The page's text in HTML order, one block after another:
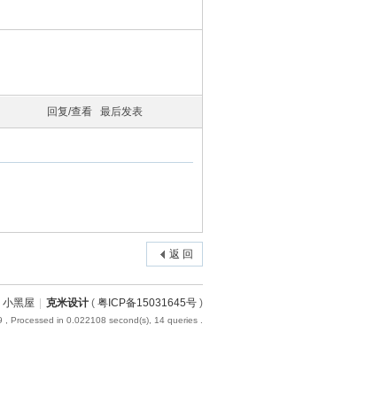
回复/查看 最后发表
返 回
小黑屋 克米设计 ( 粤ICP备15031645号 )
, Processed in 0.022108 second(s), 14 queries .